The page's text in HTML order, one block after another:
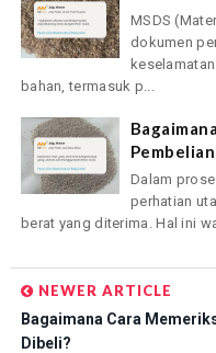
MSDS
dokumen
bahan, termasuk p...
Dalam
perhatian
berat yang diterima. Hal ini
NEWER ARTICLE
Bagaimana Cara
Dibeli?